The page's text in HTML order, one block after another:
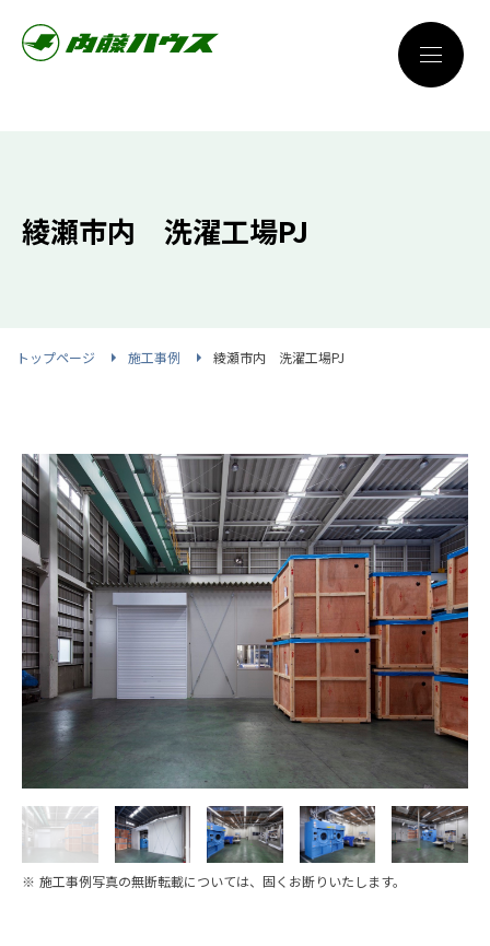
綾瀬市内 洗濯工場PJ
トップページ 施工事例 綾瀬市内 洗濯工場PJ
※ 施工事例写真の無断転載については、固くお断りいたします。